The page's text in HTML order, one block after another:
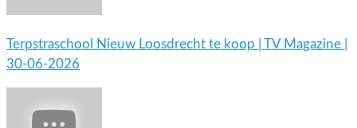
Terpstraschool Nieuw Loosdrecht te koop | TV Magazine |
30-06-2026